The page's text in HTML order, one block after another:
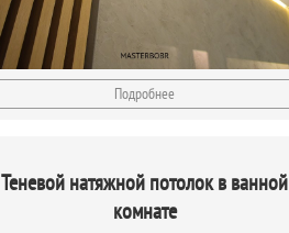
Подробнее
Теневой натяжной потолок в ванной
комнате